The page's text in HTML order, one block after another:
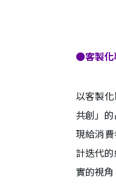
●客製化
以客製
共創」
現給消
計迭代
實的視